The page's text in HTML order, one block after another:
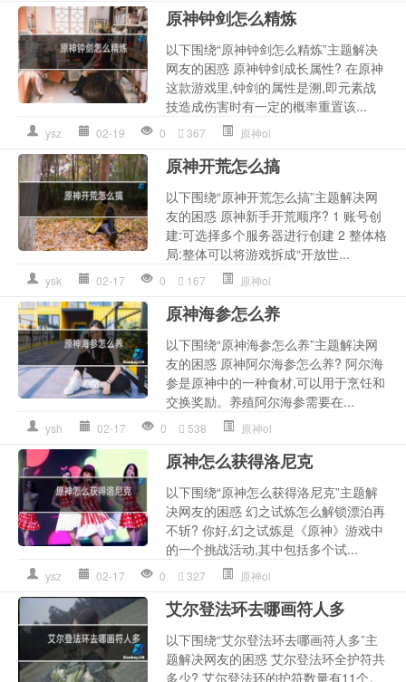
原神钟剑怎么精炼
以下围绕“原神钟剑怎么精炼”主题解决
网友的困惑 原神钟剑成长属性? 在原神
这款游戏里,钟剑的属性是溯,即元素战
技造成伤害时有一定的概率重置该...
ysz 02-19 0 367 原神ol
原神开荒怎么搞
以下围绕“原神开荒怎么搞”主题解决网
友的困惑 原神新手开荒顺序? 1 账号创
建:可选择多个服务器进行创建 2 整体格
局:整体可以将游戏拆成“开放世...
ysk 02-17 0 167 原神ol
原神海参怎么养
以下围绕“原神海参怎么养”主题解决网
友的困惑 原神阿尔海参怎么养? 阿尔海
参是原神中的一种食材,可以用于烹饪和
交换奖励。养殖阿尔海参需要在...
ysh 02-17 0 538 原神ol
原神怎么获得洛尼克
以下围绕“原神怎么获得洛尼克”主题解
决网友的困惑 幻之试炼怎么解锁漂泊再
不斩? 你好,幻之试炼是《原神》游戏中
的一个挑战活动,其中包括多个试...
ysz 02-17 0 327 原神ol
艾尔登法环去哪画符人多
以下围绕“艾尔登法环去哪画符人多”主
题解决网友的困惑 艾尔登法环全护符共
多少? 艾尔登法环的护符数量有11个。